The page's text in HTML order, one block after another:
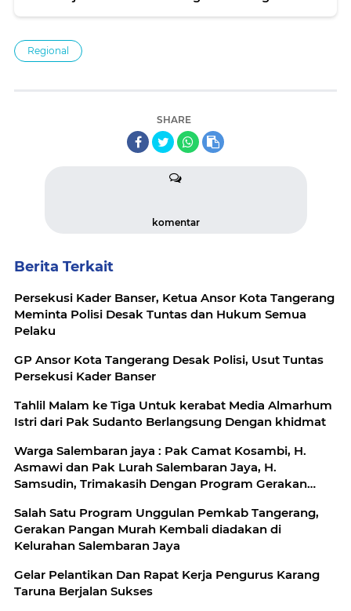
Regional
SHARE
komentar
Berita Terkait
Persekusi Kader Banser, Ketua Ansor Kota Tangerang
Meminta Polisi Desak Tuntas dan Hukum Semua
Pelaku
GP Ansor Kota Tangerang Desak Polisi, Usut Tuntas
Persekusi Kader Banser
Tahlil Malam ke Tiga Untuk kerabat Media Almarhum
Istri dari Pak Sudanto Berlangsung Dengan khidmat
Warga Salembaran jaya : Pak Camat Kosambi, H.
Asmawi dan Pak Lurah Salembaran Jaya, H.
Samsudin, Trimakasih Dengan Program Gerakan
Terbantukan
Salah Satu Program Unggulan Pemkab Tangerang,
Gerakan Pangan Murah Kembali diadakan di
Kelurahan Salembaran Jaya
Gelar Pelantikan Dan Rapat Kerja Pengurus Karang
Taruna Berjalan Sukses